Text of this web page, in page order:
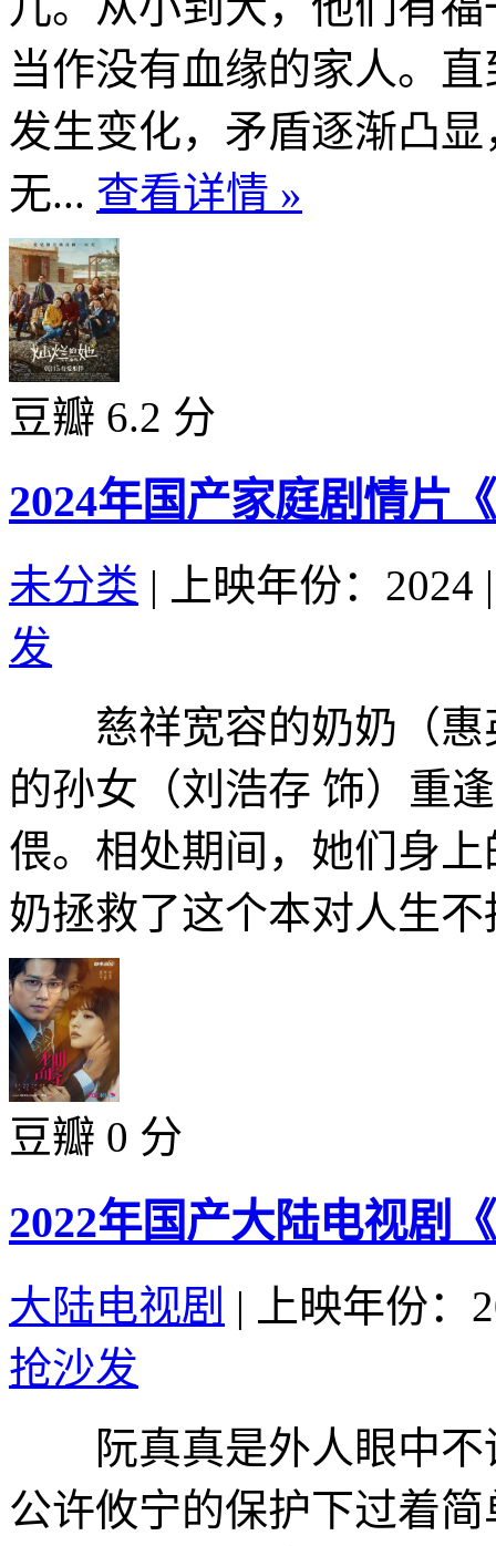
当作没有血缘的家人。
发生变化，矛盾逐渐凸
无... 查看详情 »
豆瓣 6.2 分
2024年国产家庭剧情片
未分类 | 上映年份：2024 |
发
慈祥宽容的奶奶（惠
的孙女（刘浩存 饰）重
偎。相处期间，她们身
奶拯救了这个本对人生
豆瓣 0 分
2022年国产大陆电视剧
大陆电视剧 |
上映年份：
抢沙发
阮真真是外人眼中不
公许攸宁的保护下过着